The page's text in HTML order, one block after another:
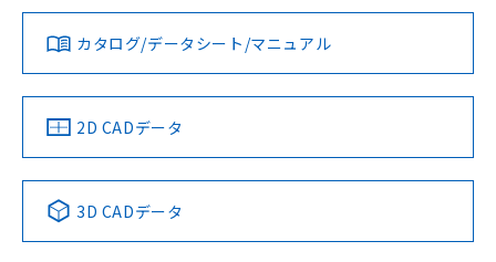
タイムチャート
上、n: 18mm以上
検出領域
ダウンロードデータをご利用いただく前に、以下を必ずお読
みください。
ソフトウェアの使用条件
対応済み
中国 RoHS 注意事項・凡例
Pb Hg Cd Cr(VI)
LR型式承認
（イギリス
船舶規格）
DNV型式承認
（ノルウェー
BV型式承認
（フランス
KR型式
（韓国
No No No No
この製品の規格認証/適合状況ページへ
カタログ/データシート/マニュアル
2D CADデータ
3D CADデータ